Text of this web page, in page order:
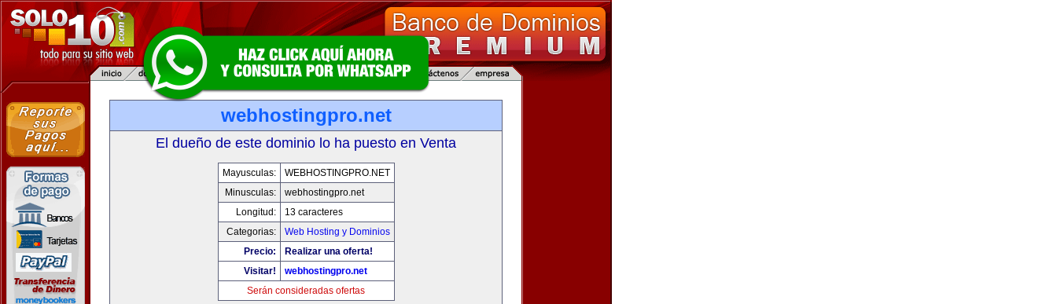
webhostingpro.net
El dueño de este dominio lo ha puesto en Venta
Mayusculas:
WEBHOSTINGPRO.NET
Minusculas:
webhostingpro.net
Longitud:
13 caracteres
Categorias:
Web Hosting y Dominios
Precio:
Realizar una oferta!
Visitar!
webhostingpro.net
Serán consideradas ofertas